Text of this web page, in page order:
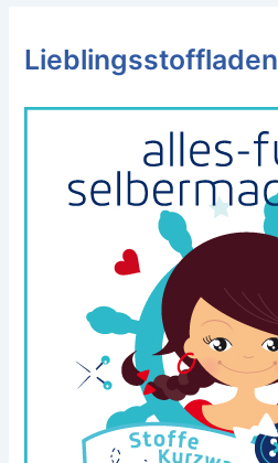
Lieblingsstoffladen